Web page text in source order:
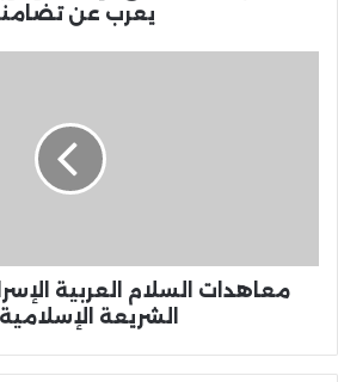
يعرب عن
معاهدات السلام العربية
الشريعة الإسلامية